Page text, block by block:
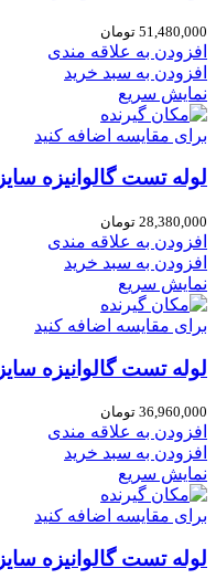
51,480,000 تومان
افزودن به علاقه مندی
افزودن به سبد خرید
نمایش سریع
برای مقایسه اضافه کنید
لوله تست گالوانیزه سایز 8 ضخامت 3.5 وزن 43
28,380,000 تومان
افزودن به علاقه مندی
افزودن به سبد خرید
نمایش سریع
برای مقایسه اضافه کنید
لوله تست گالوانیزه سایز 7 ضخامت 5 وزن 56
36,960,000 تومان
افزودن به علاقه مندی
افزودن به سبد خرید
نمایش سریع
برای مقایسه اضافه کنید
لوله تست گالوانیزه سایز 7 ضخامت 3.5 وزن 40